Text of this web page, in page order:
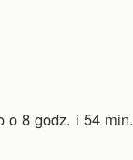
o 8 godz. i 54 min.